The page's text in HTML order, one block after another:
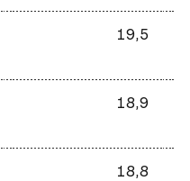
19,5
18,9
18,8